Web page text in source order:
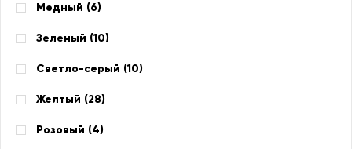
Медный (6)
Зеленый (10)
Светло-серый (10)
Желтый (28)
Розовый (4)